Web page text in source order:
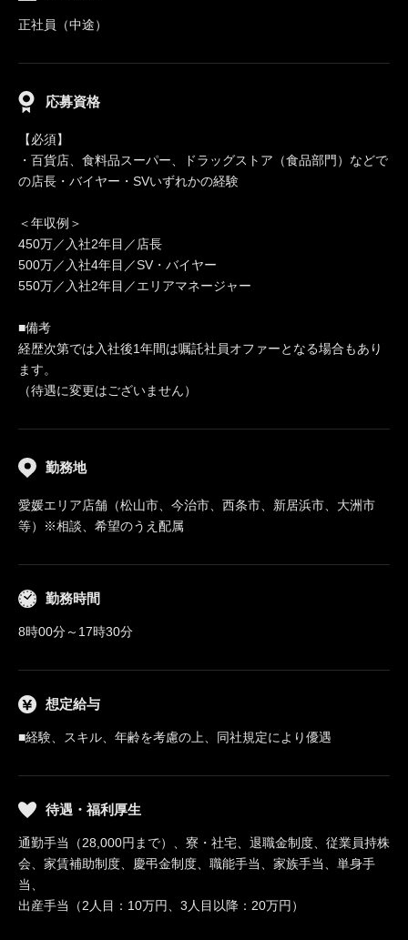
正社員（中途）
応募資格
【必須】
・百貨店、食料品スーパー、ドラッグストア（食品部門）などで
の店長・バイヤー・SVいずれかの経験
＜年収例＞
450万／入社2年目／店長
500万／入社4年目／SV・バイヤー
550万／入社2年目／エリアマネージャー
■備考
経歴次第では入社後1年間は嘱託社員オファーとなる場合もあり
ます。
（待遇に変更はございません）
勤務地
愛媛エリア店舗（松山市、今治市、西条市、新居浜市、大洲市
等）※相談、希望のうえ配属
勤務時間
8時00分～17時30分
想定給与
■経験、スキル、年齢を考慮の上、同社規定により優遇
待遇・福利厚生
通勤手当（28,000円まで）、寮・社宅、退職金制度、従業員持株
会、家賃補助制度、慶弔金制度、職能手当、家族手当、単身手
当、
出産手当（2人目：10万円、3人目以降：20万円）